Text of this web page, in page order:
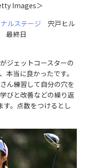
Images＞
ルステージ 宍戸ヒル
最終日
ジェットコースターの
本当に良かったです。
ん練習して自分の穴を
びと改善などの繰り返
す。点数をつけるとし